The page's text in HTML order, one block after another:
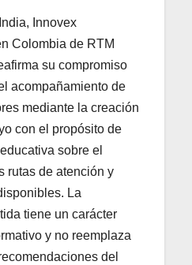
Innovex
Colombia de RTM
su compromiso
acompañamiento de
mediante la creación
con el propósito de
sobre el
rutas de atención y
La
tiene un carácter
y no reemplaza
del